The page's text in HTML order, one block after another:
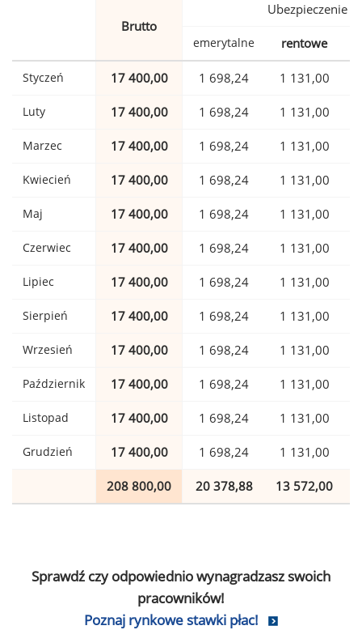
Brutto
Ubezpieczenie
emerytalne rentowe
Styczeń 17 400,00 1 698,24 1 131,00
Luty 17 400,00 1 698,24 1 131,00
Marzec 17 400,00 1 698,24 1 131,00
Kwiecień 17 400,00 1 698,24 1 131,00
Maj 17 400,00 1 698,24 1 131,00
Czerwiec 17 400,00 1 698,24 1 131,00
Lipiec 17 400,00 1 698,24 1 131,00
Sierpień 17 400,00 1 698,24 1 131,00
Wrzesień 17 400,00 1 698,24 1 131,00
Październik 17 400,00 1 698,24 1 131,00
Listopad 17 400,00 1 698,24 1 131,00
Grudzień 17 400,00 1 698,24 1 131,00
208 800,00 20 378,88 13 572,00
Sprawdź czy odpowiednio wynagradzasz swoich
pracowników!
Poznaj rynkowe stawki płac!